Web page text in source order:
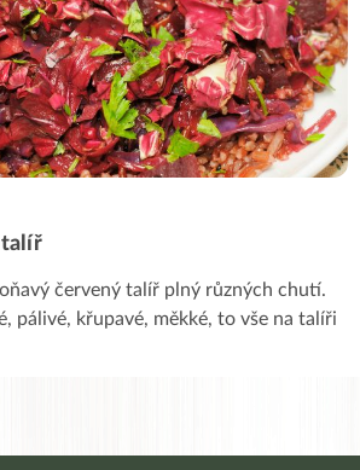
talíř
červený talíř plný různých chutí.
pálivé, křupavé, měkké, to vše na talíři